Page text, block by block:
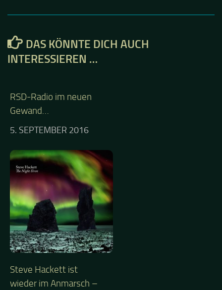
DAS KÖNNTE DICH AUCH
INTERESSIEREN …
RSD-Radio im neuen
Gewand…
5. SEPTEMBER 2016
Steve Hackett ist
wieder im Anmarsch –